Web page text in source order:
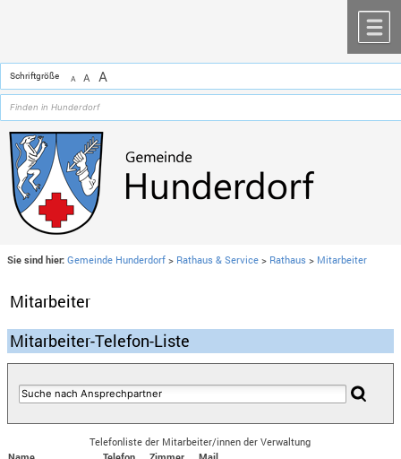
Schriftgröße A A A
Sie sind hier: Gemeinde Hunderdorf > Rathaus & Service > Rathaus > Mitarbeiter
Mitarbeiter
Mitarbeiter-Telefon-Liste
Telefonliste der Mitarbeiter/innen der Verwaltung